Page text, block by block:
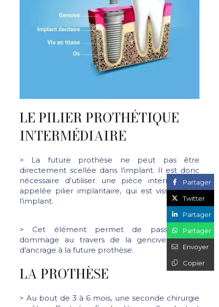
LE PILIER PROTHÉTIQUE
INTERMÉDIAIRE
> La future prothèse ne peut pas être
directement scellée dans l’implant. Il est donc
nécessaire d’utiliser une pièce intermédiaire,
appelée pilier implantaire, qui est vissée dans
l’implant.
> Cet élément permet de passer sans
dommage au travers de la gencive et sert
d’ancrage à la future prothèse.
LA PROTHÈSE
> Au bout de 3 à 6 mois, une seconde chirurgie
Partager
Twitter
Partager
Partager
Envoyer
Copier